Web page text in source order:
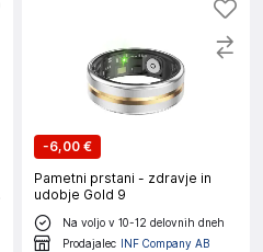
-6,00 €
Pametni prstani - zdravje in
udobje Gold 9
Na voljo v 10-12 delovnih dneh
Prodajalec INF Company AB